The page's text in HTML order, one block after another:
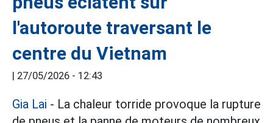
l'autoroute traversant le
centre du Vietnam
| 27/05/2026 - 12:43
Gia Lai - La chaleur torride provoque la rupture